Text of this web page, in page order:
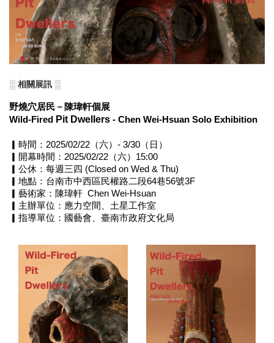
░ 相關展訊 ░
野燒穴居民－陳瑋軒個展
Wild-Fired
Pit Dwellers - Chen Wei-Hsuan Solo Exhibition
▎時間：2025/02/22（六）- 3/30（日）
▎開幕時間：2025/02/22（六）15:00
▎公休：每週三四 (Closed on Wed & Thu)
▎地點：台南市中西區民權路二段64巷56號3F
▎藝術家：陳瑋軒  Chen Wei-Hsuan
▎主辦單位：應力空間、土星工作室
▎指導單位：國藝會、臺南市政府文化局